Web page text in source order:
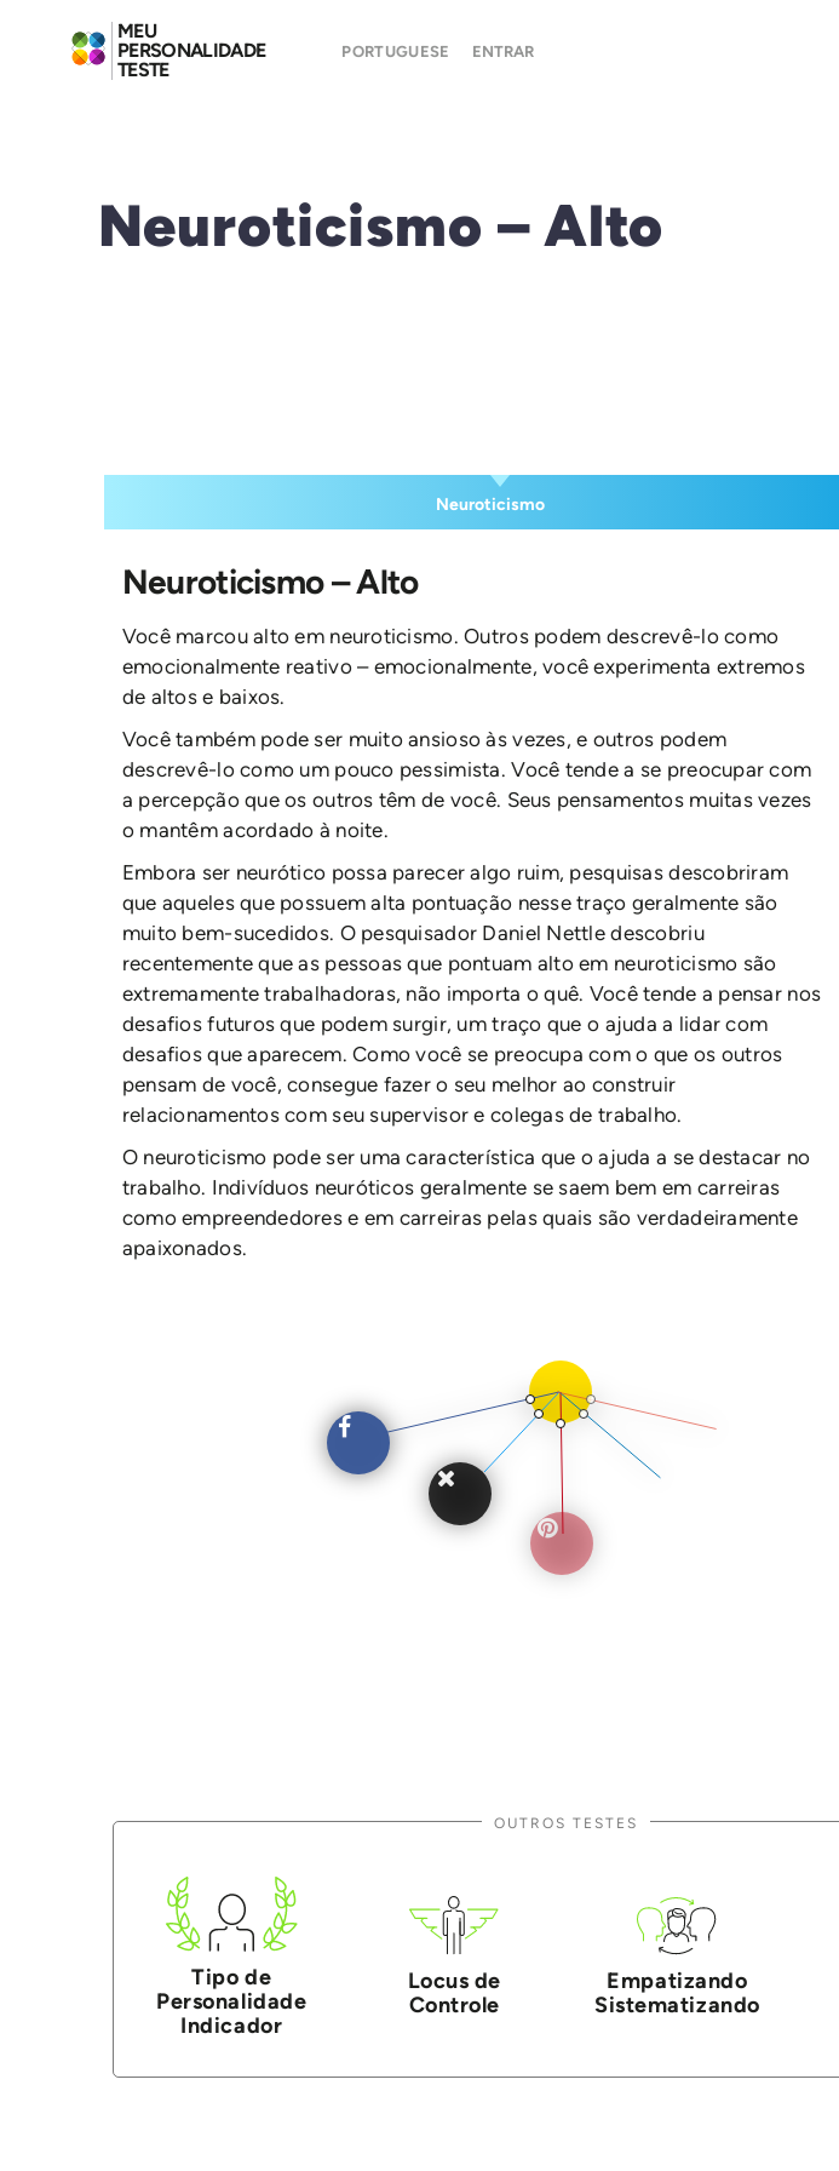
MEU
PERSONALIDADE
TESTE
PORTUGUESE ENTRAR
Neuroticismo – Alto
Neuroticismo
Neuroticismo – Alto
Você marcou alto em neuroticismo. Outros podem descrevê-lo como
emocionalmente reativo – emocionalmente, você experimenta extremos
de altos e baixos.
Você também pode ser muito ansioso às vezes, e outros podem
descrevê-lo como um pouco pessimista. Você tende a se preocupar com
a percepção que os outros têm de você. Seus pensamentos muitas vezes
o mantêm acordado à noite.
Embora ser neurótico possa parecer algo ruim, pesquisas descobriram
que aqueles que possuem alta pontuação nesse traço geralmente são
muito bem-sucedidos. O pesquisador Daniel Nettle descobriu
recentemente que as pessoas que pontuam alto em neuroticismo são
extremamente trabalhadoras, não importa o quê. Você tende a pensar nos
desafios futuros que podem surgir, um traço que o ajuda a lidar com
desafios que aparecem. Como você se preocupa com o que os outros
pensam de você, consegue fazer o seu melhor ao construir
relacionamentos com seu supervisor e colegas de trabalho.
O neuroticismo pode ser uma característica que o ajuda a se destacar no
trabalho. Indivíduos neuróticos geralmente se saem bem em carreiras
como empreendedores e em carreiras pelas quais são verdadeiramente
apaixonados.
OUTROS TESTES
Tipo de
Personalidade
Indicador
Locus de
Controle
Empatizando
Sistematizando